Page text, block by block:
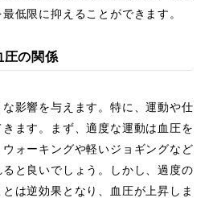
低限に抑えることができます。
圧の関係
影響を与えます。特に、運動や仕
ます。まず、適度な運動は血圧を
ォーキングや軽いジョギングなど
と良いでしょう。しかし、過度の
は逆効果となり、血圧が上昇しま